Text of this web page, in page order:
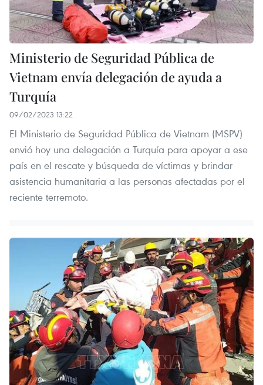
Ministerio de Seguridad Pública de
Vietnam envía delegación de ayuda a
Turquía
09/02/2023 13:22
El Ministerio de Seguridad Pública de Vietnam (MSPV)
envió hoy una delegación a Turquía para apoyar a ese
país en el rescate y búsqueda de víctimas y brindar
asistencia humanitaria a las personas afectadas por el
reciente terremoto.